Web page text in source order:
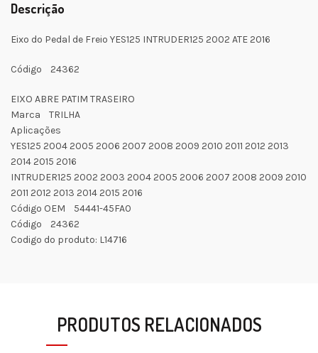
Descrição
Eixo do Pedal de Freio YES125 INTRUDER125 2002 ATE 2016
Código 24362
EIXO ABRE PATIM TRASEIRO
Marca TRILHA
Aplicações
YES125 2004 2005 2006 2007 2008 2009 2010 2011 2012 2013
2014 2015 2016
INTRUDER125 2002 2003 2004 2005 2006 2007 2008 2009 2010
2011 2012 2013 2014 2015 2016
Código OEM 54441-45FA0
Código 24362
Codigo do produto: L14716
PRODUTOS RELACIONADOS